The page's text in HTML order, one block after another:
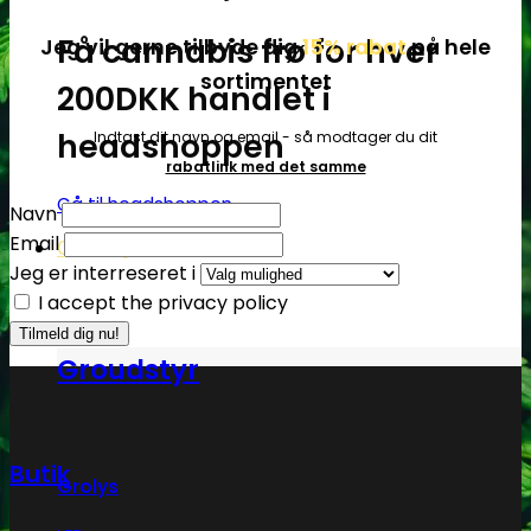
Få cannabis frø for hver
200DKK handlet i
headshoppen
Gå til headshoppen
Groudstyr
Groudstyr
Grolys
Jeg vil gerne tilbyde dig15% rabatpå hele
sortimentet
Indtast dit navn og email - så modtager du dit
rabatlink med det samme
Navn
Email
Jeg er interreseret i
I accept the privacy policy
Butik